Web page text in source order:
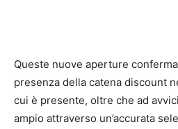
Queste nuove aperture
presenza della catena discount
cui è presente, oltre che ad
ampio attraverso un’accurata